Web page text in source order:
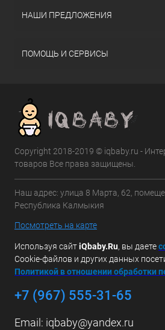
НАШИ ПРЕДЛОЖЕНИЯ
ПОМОЩЬ И СЕРВИСЫ
Copyright 2018-2019 © iqbaby.ru -
товаров Все права защищены.
Наш адрес: улица 8 Марта, 62,
Республика Калмыкия
Посмотреть на карте
Используя сайтiQbaby.Ru, вы даетес
Cookie-файлов и других данных
Политикой в отношении обработки
+7 (967) 555-31-65
Email: iqbaby@yandex.ru